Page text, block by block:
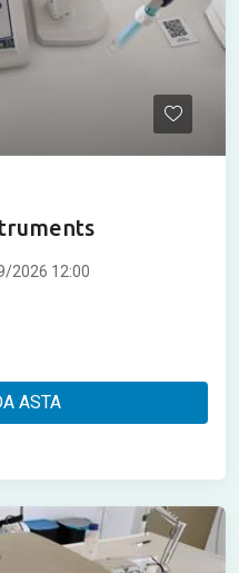
2026 12:00
ASTA